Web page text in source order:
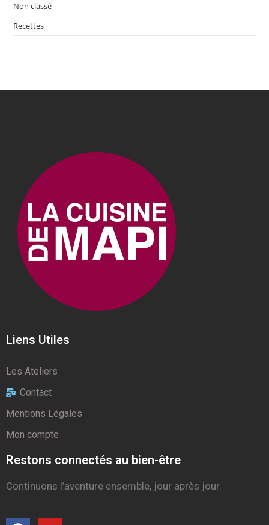
Non classé
Recettes
Liens Utiles
Les Ateliers
Contact
Mentions Légales
Mon compte
Restons connectés au bien-être
Continuons l’aventure ensemble, jour après jour.